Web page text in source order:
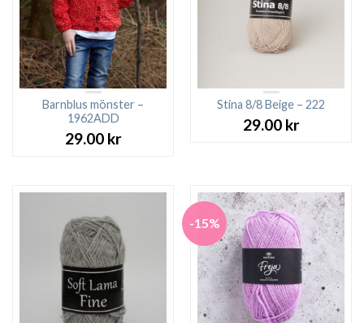
Barnblus mönster –
1962ADD
29.00 kr
Stina 8/8 Beige – 222
29.00 kr
-15%